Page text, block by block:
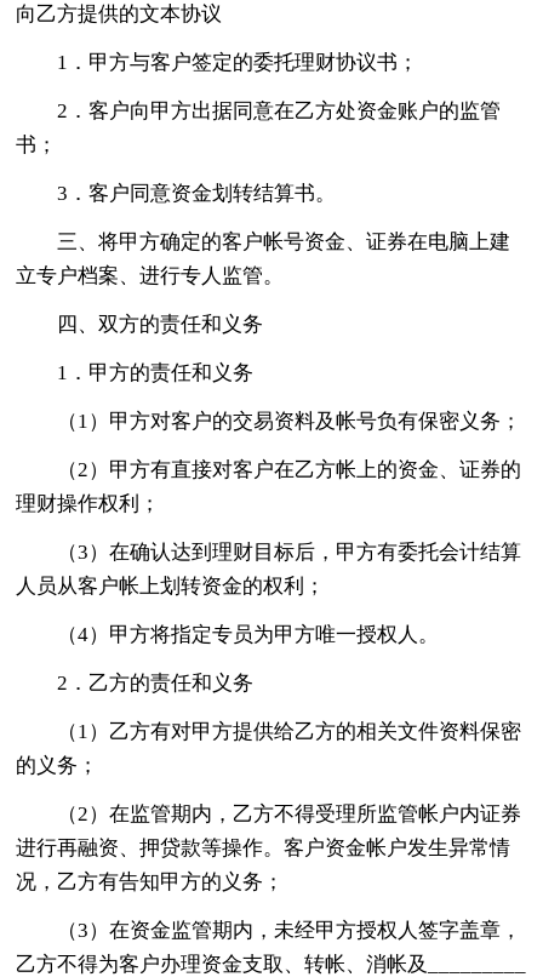
向乙方提供的文本协议
1．甲方与客户签定的委托理财协议书；
2．客户向甲方出据同意在乙方处资金账户的监管
书；
3．客户同意资金划转结算书。
三、将甲方确定的客户帐号资金、证券在电脑上建
立专户档案、进行专人监管。
四、双方的责任和义务
1．甲方的责任和义务
（1）甲方对客户的交易资料及帐号负有保密义务；
（2）甲方有直接对客户在乙方帐上的资金、证券的
理财操作权利；
（3）在确认达到理财目标后，甲方有委托会计结算
人员从客户帐上划转资金的权利；
（4）甲方将指定专员为甲方唯一授权人。
2．乙方的责任和义务
（1）乙方有对甲方提供给乙方的相关文件资料保密
的义务；
（2）在监管期内，乙方不得受理所监管帐户内证券
进行再融资、押贷款等操作。客户资金帐户发生异常情
况，乙方有告知甲方的义务；
（3）在资金监管期内，未经甲方授权人签字盖章，
乙方不得为客户办理资金支取、转帐、消帐及_________